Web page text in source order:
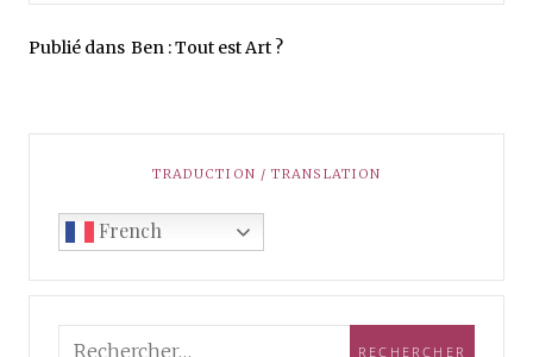
Publié dans Ben : Tout est Art ?
TRADUCTION / TRANSLATION
French